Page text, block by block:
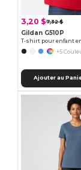
3,20 $7,32 $
Gildan G510P
+5
Ajouter au